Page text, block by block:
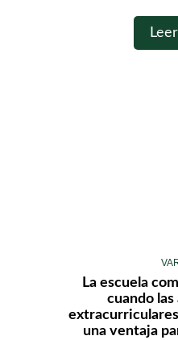
La escuela
cuando
una ventaja